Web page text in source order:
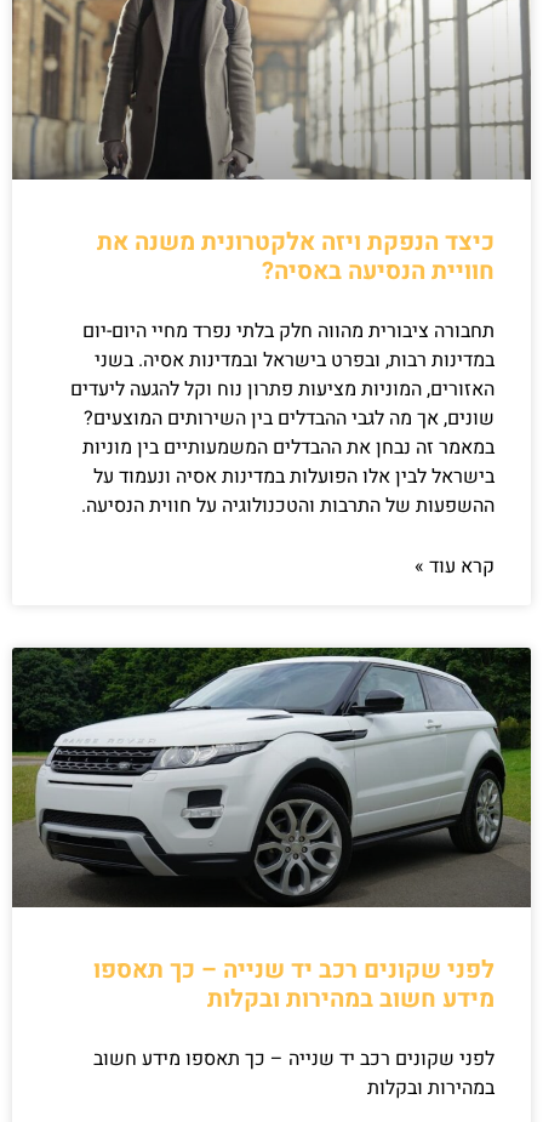
כיצד הנפקת ויזה אלקטרונית משנה את
חוויית הנסיעה באסיה?
תחבורה ציבורית מהווה חלק בלתי נפרד מחיי היום-יום
במדינות רבות, ובפרט בישראל ובמדינות אסיה. בשני
האזורים, המוניות מציעות פתרון נוח וקל להגעה ליעדים
שונים, אך מה לגבי ההבדלים בין השירותים המוצעים?
במאמר זה נבחן את ההבדלים המשמעותיים בין מוניות
בישראל לבין אלו הפועלות במדינות אסיה ונעמוד על
ההשפעות של התרבות והטכנולוגיה על חווית הנסיעה.
קרא עוד »
לפני שקונים רכב יד שנייה – כך תאספו
מידע חשוב במהירות ובקלות
לפני שקונים רכב יד שנייה – כך תאספו מידע חשוב
במהירות ובקלות